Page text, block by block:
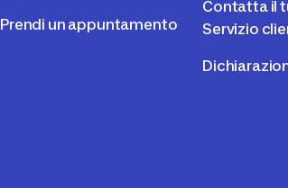
Prendi un appuntamento
Contatta il
Servizio